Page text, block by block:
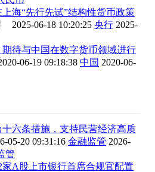
海“先行先试”结构性货币政策
2025-06-18 10:20:25 央行 2025-
待与中国在数字货币领域进行
06-19 09:18:38 中国 2020-06-
六条措施，支持民营经济高质
05-20 09:31:16 金融监管 2026-
管
A股上市银行首席合规官配置